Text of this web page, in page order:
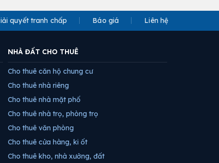
quyết tranh chấp Báo giá Liên hệ
NHÀ ĐẤT CHO THUÊ
Cho thuê căn hộ chung cư
Cho thuê nhà riêng
Cho thuê nhà mặt phố
Cho thuê nhà trọ, phòng trọ
Cho thuê văn phòng
Cho thuê cửa hàng, ki ốt
Cho thuê kho, nhà xưởng, đất